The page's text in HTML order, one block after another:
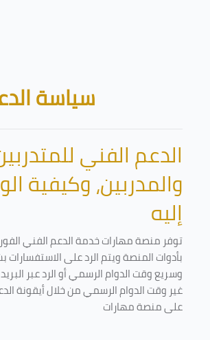
سياسة
الدعم الفني
والمدربين، وكيفية
إليه
توفر منصة مهارات خدمة الدعم الفني
بأدوات المنصة ويتم الرد على
وسريع وقت الدوام الرسمي أو الرد عبر
غير وقت الدوام الرسمي من خلال أيقونة
على منصة مهارات